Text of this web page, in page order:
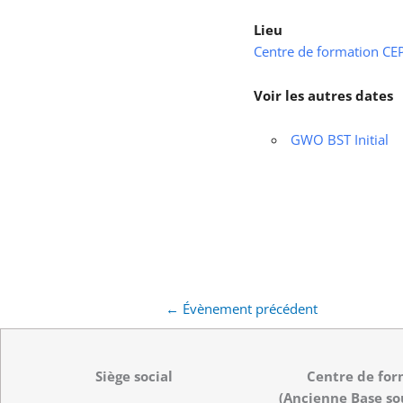
Lieu
Centre de formation
Voir les autres dates
GWO BST Initial
← Évènement précédent
Siège social
Centre de
(Ancienne Base